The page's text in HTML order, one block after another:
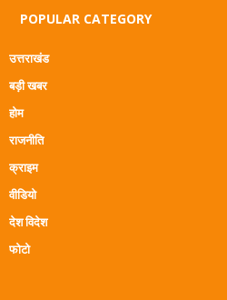
POPULAR CATEGORY
उत्तराखंड
बड़ी खबर
होम
राजनीति
क्राइम
वीडियो
देश विदेश
फोटो